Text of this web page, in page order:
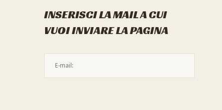
INSERISCI LA MAIL A CUI
VUOI INVIARE LA PAGINA